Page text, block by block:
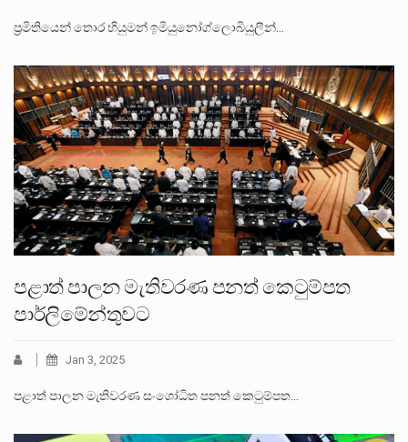
ප්‍රමිතියෙන් තොර හියුමන් ඉමියුනෝග්ලොබියුලීන්…
පළාත් පාලන මැතිවරණ පනත් කෙටුම්පත
පාර්ලිමේන්තුවට
Jan 3, 2025
පළාත් පාලන මැතිවරණ සංශෝධිත පනත් කෙටුම්පත…